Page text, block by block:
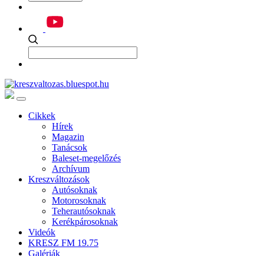
Cikkek
Hírek
Magazin
Tanácsok
Baleset-megelőzés
Archívum
Kreszváltozások
Autósoknak
Motorosoknak
Teherautósoknak
Kerékpárosoknak
Videók
KRESZ FM 19.75
Galériák